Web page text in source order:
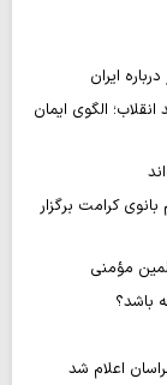
ایران
الگوی ایمان
کرامت برگزار
مؤمنی
باشد؟
اعلام شد